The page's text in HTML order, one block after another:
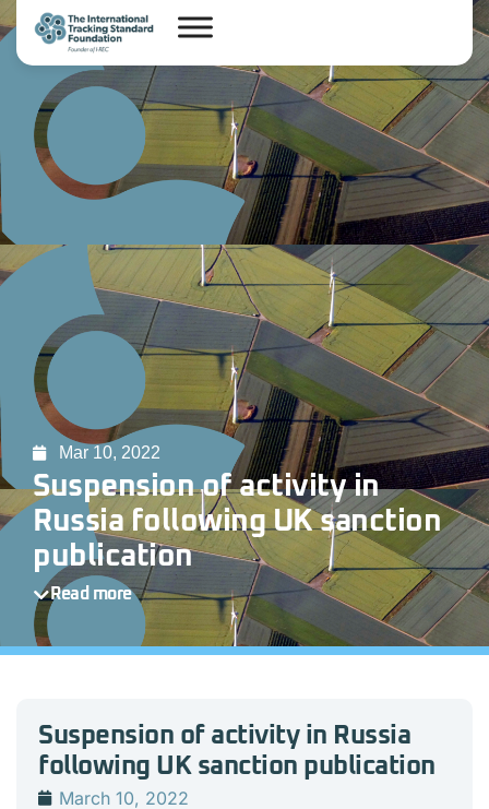
Mar 10, 2022
Suspension of activity in
Russia following UK sanction
publication
Read more
Suspension of activity in Russia
following UK sanction publication
March 10, 2022